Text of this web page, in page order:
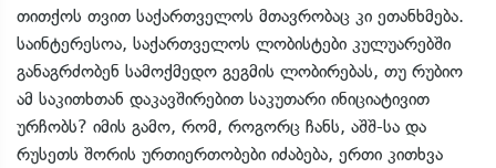
თითქოს თვით საქართველოს მთავრობაც კი ეთანხმება.
საინტერესოა, საქართველოს ლობისტები კულუარებში
განაგრძობენ სამოქმედო გეგმის ლობირებას, თუ რუბიო
ამ საკითხთან დაკავშირებით საკუთარი ინიციატივით
ურჩობს? იმის გამო, რომ, როგორც ჩანს, აშშ-სა და
რუსეთს შორის ურთიერთობები იძაბება, ერთი კითხვა